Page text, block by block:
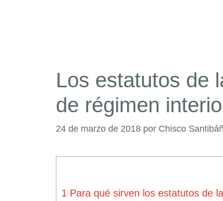
Los estatutos de
de régimen
24 de marzo de 2018 por Chisco
1 Para qué sirven los estatutos de